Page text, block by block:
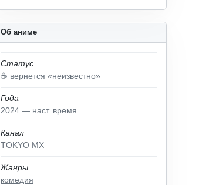
Об аниме
Статус
☕️ вернется «неизвестно»
Года
2024 — наст. время
Канал
TOKYO MX
Жанры
комедия